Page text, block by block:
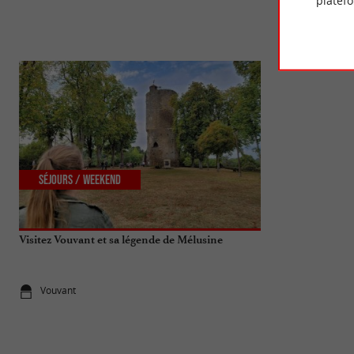
Visitez Vouvant et sa légende de Mélusine
Vouvant
Séjours / Weekend